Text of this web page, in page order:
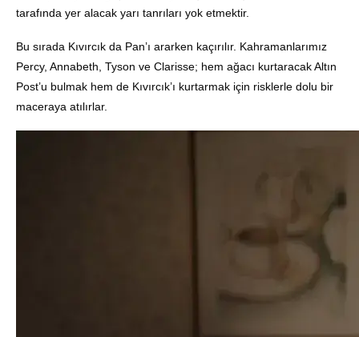
tarafında yer alacak yarı tanrıları yok etmektir.
Bu sırada Kıvırcık da Pan’ı ararken kaçırılır. Kahramanlarımız
Percy, Annabeth, Tyson ve Clarisse; hem ağacı kurtaracak Altın
Post’u bulmak hem de Kıvırcık’ı kurtarmak için risklerle dolu bir
maceraya atılırlar.